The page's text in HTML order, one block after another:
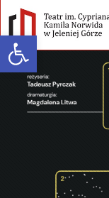
Open toolbar